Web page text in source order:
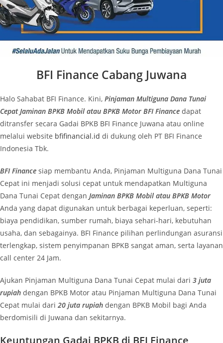
BFI Finance Cabang Juwana
Halo Sahabat BFI Finance. Kini, Pinjaman Multiguna Dana Tunai
Cepat Jaminan BPKB Mobil atau BPKB Motor BFI Finance dapat
ditransfer secara Gadai BPKB BFI Finance Juwana atau online
melalui website bfifinancial.id di dukung oleh PT BFI Finance
Indonesia Tbk.
BFI Finance siap membantu Anda, Pinjaman Multiguna Dana Tunai
Cepat ini menjadi solusi cepat untuk mendapatkan Multiguna
Dana Tunai Cepat dengan Jaminan BPKB Mobil atau BPKB Motor
Anda yang dapat digunakan untuk berbagai keperluan, seperti:
biaya pendidikan, sumber rumah, biaya sehari-hari, kebutuhan
usaha, dan sebagainya. BFI Finance pilihan perlindungan asuransi
terlengkap, sistem penyimpanan BPKB sangat aman, serta layanan
call center 24 Jam.
Ajukan Pinjaman Multiguna Dana Tunai Cepat mulai dari 3 juta
rupiah dengan BPKB Motor atau Pinjaman Multiguna Dana Tunai
Cepat mulai dari 20 juta rupiah dengan BPKB Mobil bagi Anda
berdomisili di Juwana dan sekitarnya.